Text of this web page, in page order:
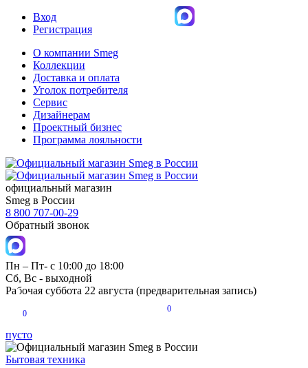
Вход
Регистрация
О компании Smeg
Коллекции
Доставка и оплата
Уголок потребителя
Сервис
Дизайнерам
Проектный бизнес
Программа лояльности
официальный магазин
Smeg в России
8 800 707-00-29
Обратный звонок
Пн – Пт- с 10:00 до 18:00
Сб, Вс - выходной
Рабочая суббота 22 августа (предварительная запись)
0
0
пусто
Бытовая техника